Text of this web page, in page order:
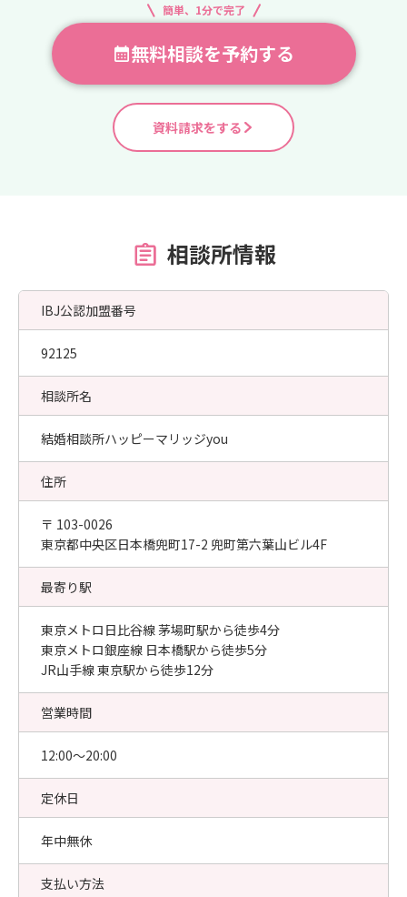
簡単、1分で完了
無料相談を予約する
資料請求をする
相談所情報
IBJ公認加盟番号
92125
相談所名
結婚相談所ハッピーマリッジyou
住所
〒 103-0026
東京都中央区日本橋兜町17-2 兜町第六葉山ビル4F
最寄り駅
東京メトロ日比谷線 茅場町駅から徒歩4分
東京メトロ銀座線 日本橋駅から徒歩5分
JR山手線 東京駅から徒歩12分
営業時間
12:00〜20:00
定休日
年中無休
支払い方法